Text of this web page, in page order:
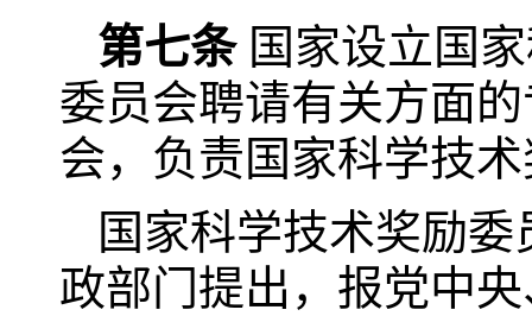
第七条国家设立国
委员会聘请有关方面
会，负责国家科学技
国家科学技术奖励
政部门提出，报党中